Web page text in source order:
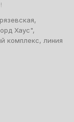
Хаус",
комплекс, линия